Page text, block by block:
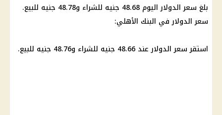
بلغ سعر الدولار اليوم
سعر الدولارفي البنك الأهلي:
استقر سعرالدولارعند 48.66 جنيه للشراء و48.76 جنيه للبيع.